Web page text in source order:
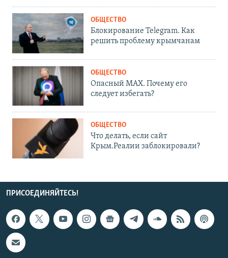
ОБЩЕСТВО
Блокирование Telegram. Как
решить проблему крымчанам
ОБЩЕСТВО
Опасный MAX. Почему его
следует избегать?
ОБЩЕСТВО
Что делать, если сайт
Крым.Реалии заблокировали?
ПРИСОЕДИНЯЙТЕСЬ!